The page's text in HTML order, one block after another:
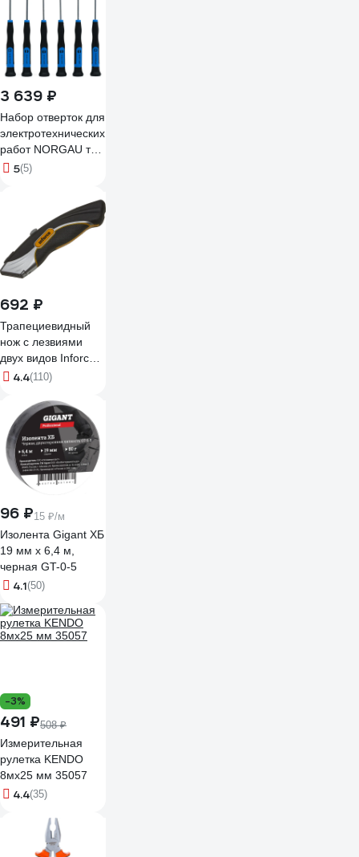
3 639 ₽
Набор отверток для
электротехнических
работ NORGAU тип
N140PBS 6
5(5)
692 ₽
Трапециевидный
нож с лезвиями
двух видов Inforce
06-02-08
4.4(110)
96 ₽15 ₽/м
Изолента Gigant ХБ
19 мм х 6,4 м,
черная GT-0-5
4.1(50)
-3%
491 ₽508 ₽
Измерительная
рулетка KENDO
8мх25 мм 35057
4.4(35)